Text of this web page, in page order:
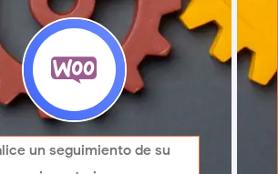
un seguimiento de su